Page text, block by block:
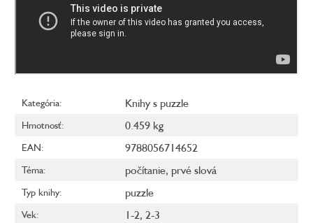
Kategória: Knihy s puzzle
Hmotnosť: 0.459 kg
EAN: 9788056714652
Téma: počítanie, prvé slová
Typ knihy: puzzle
Vek: 1-2, 2-3